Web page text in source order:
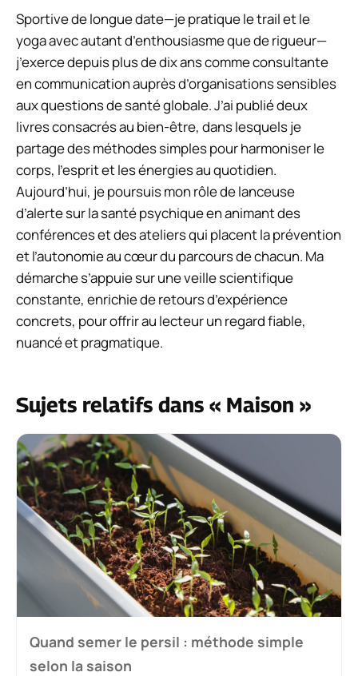
Sportive de longue date—je pratique le trail et le
yoga avec autant d’enthousiasme que de rigueur—
j’exerce depuis plus de dix ans comme consultante
en communication auprès d’organisations sensibles
aux questions de santé globale. J’ai publié deux
livres consacrés au bien-être, dans lesquels je
partage des méthodes simples pour harmoniser le
corps, l’esprit et les énergies au quotidien.
Aujourd’hui, je poursuis mon rôle de lanceuse
d’alerte sur la santé psychique en animant des
conférences et des ateliers qui placent la prévention
et l’autonomie au cœur du parcours de chacun. Ma
démarche s’appuie sur une veille scientifique
constante, enrichie de retours d’expérience
concrets, pour offrir au lecteur un regard fiable,
nuancé et pragmatique.
Sujets relatifs dans « Maison »
Quand semer le persil : méthode simple
selon la saison